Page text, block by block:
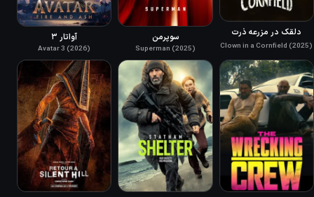
دلقک در مزرعه ذرت
Clown in a Cornfield (2025)
سوپرمن
Superman (2025)
آواتار ۳
Avatar 3 (2026)